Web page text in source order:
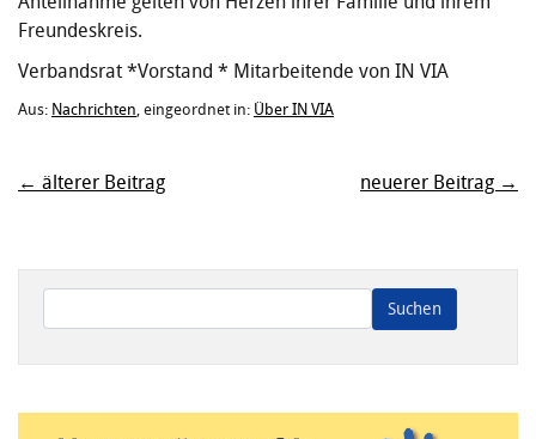
Freundeskreis.
Verbandsrat *Vorstand * Mitarbeitende von IN VIA
Aus: Nachrichten , eingeordnet in: Über IN VIA
neuerer Beitrag →
← älterer Beitrag